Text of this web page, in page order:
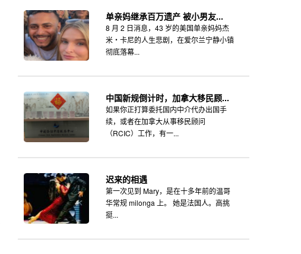
单亲妈继承百万遗产 被小男友...
8 月 2 日消息，43 岁的美国单亲妈妈杰
米・卡尼的人生悲剧，在爱尔兰宁静小镇
彻底落幕...
中国新规倒计时，加拿大移民顾...
如果你正打算委托国内中介代办出国手
续，或者在加拿大从事移民顾问
（RCIC）工作，有一...
迟来的相遇
第一次见到 Mary，是在十多年前的温哥
华常规 milonga 上。 她是法国人。高挑
挺...